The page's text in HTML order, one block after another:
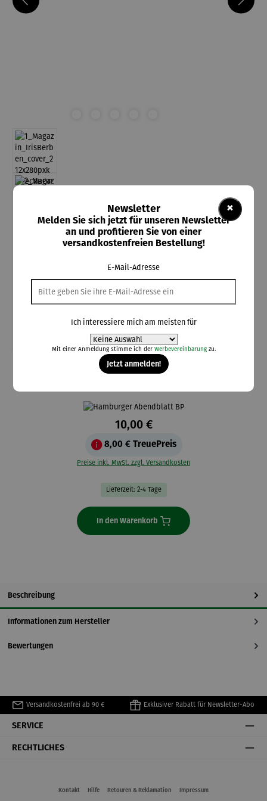
Hamburger Abendblatt BP
10,00 €
8,00 € TreuePreis
Preise inkl. MwSt. zzgl. Versandkosten
Lieferzeit: 2-4 Tage
In den Warenkorb
Beschreibung
Informationen zum Hersteller
Bewertungen
Versandkostenfrei ab 90 € Exklusiver Rabatt für Newsletter-Abo
SERVICE
RECHTLICHES
Kontakt Hilfe Retouren & Reklamation Impressum
×
Newsletter
Melden Sie sich jetzt für unseren Newsletter
an und profitieren Sie von einer
versandkostenfreien Bestellung!
E-Mail-Adresse
Ich interessiere mich am meisten für
Mit einer Anmeldung stimme ich der Werbevereinbarungzu.
Jetzt anmelden!